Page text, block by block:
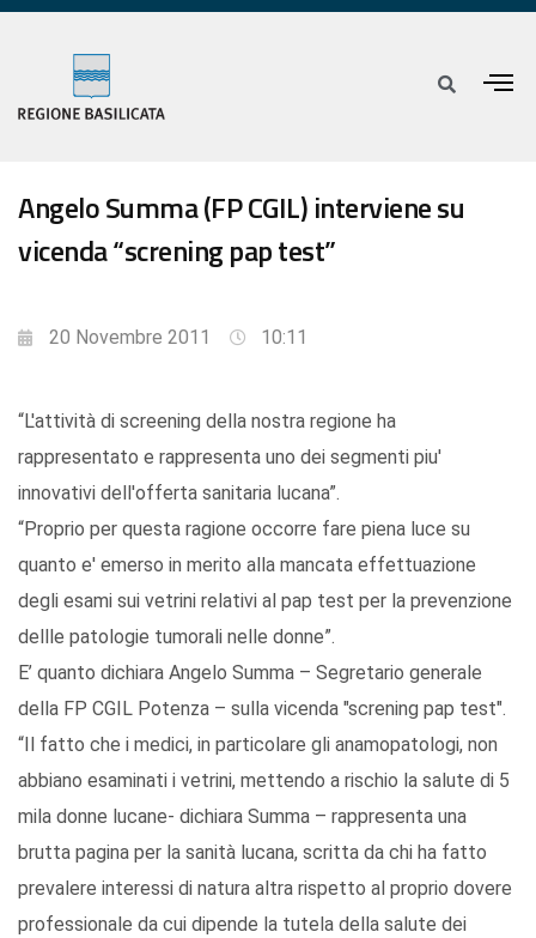
Angelo Summa (FP CGIL) interviene su
vicenda “screning pap test”
20 Novembre 2011 10:11
“L'attività di screening della nostra regione ha
rappresentato e rappresenta uno dei segmenti piu'
innovativi dell'offerta sanitaria lucana”.
“Proprio per questa ragione occorre fare piena luce su
quanto e' emerso in merito alla mancata effettuazione
degli esami sui vetrini relativi al pap test per la prevenzione
dellle patologie tumorali nelle donne”.
E’ quanto dichiara Angelo Summa – Segretario generale
della FP CGIL Potenza – sulla vicenda "screning pap test".
“Il fatto che i medici, in particolare gli anamopatologi, non
abbiano esaminati i vetrini, mettendo a rischio la salute di 5
mila donne lucane- dichiara Summa – rappresenta una
brutta pagina per la sanità lucana, scritta da chi ha fatto
prevalere interessi di natura altra rispetto al proprio dovere
professionale da cui dipende la tutela della salute dei